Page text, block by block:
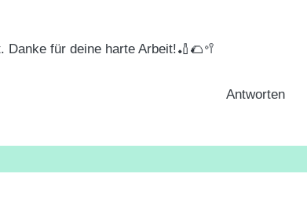
für deine harte Arbeit!🏏🌮🥍
Antworten